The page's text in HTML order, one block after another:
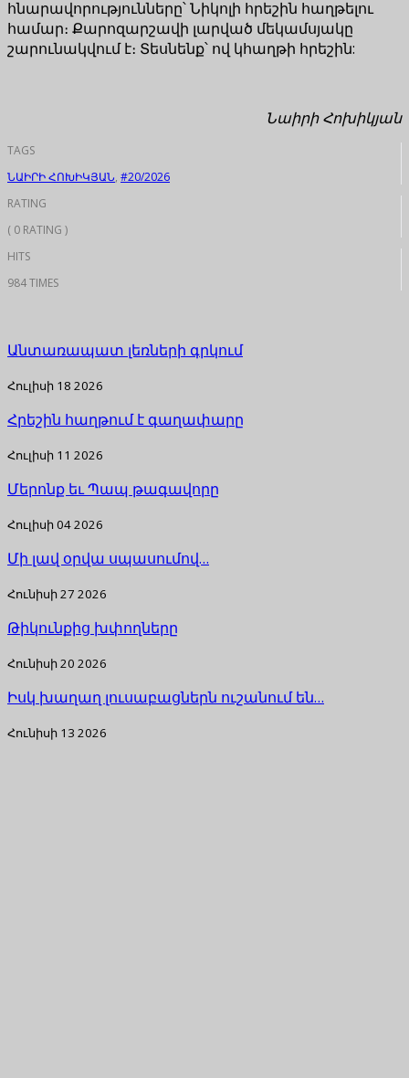
հնարավորությունները՝ Նիկոլի հրեշին հաղթելու
համար։ Քարոզարշավի լարված մեկամսյակը
շարունակվում է։ Տեսնենք՝ ով կհաղթի հրեշին:
Նաիրի Հոխիկյան
TAGS
ՆԱԻՐԻ ՀՈԽԻԿՅԱՆ, #20/2026
RATING
( 0 RATING )
HITS
984 TIMES
Անտառապատ լեռների գրկում
Հուլիսի 18 2026
Հրեշին հաղթում է գաղափարը
Հուլիսի 11 2026
Մերոնք եւ Պապ թագավորը
Հուլիսի 04 2026
Մի լավ օրվա սպասումով…
Հունիսի 27 2026
Թիկունքից խփողները
Հունիսի 20 2026
Իսկ խաղաղ լուսաբացներն ուշանում են…
Հունիսի 13 2026